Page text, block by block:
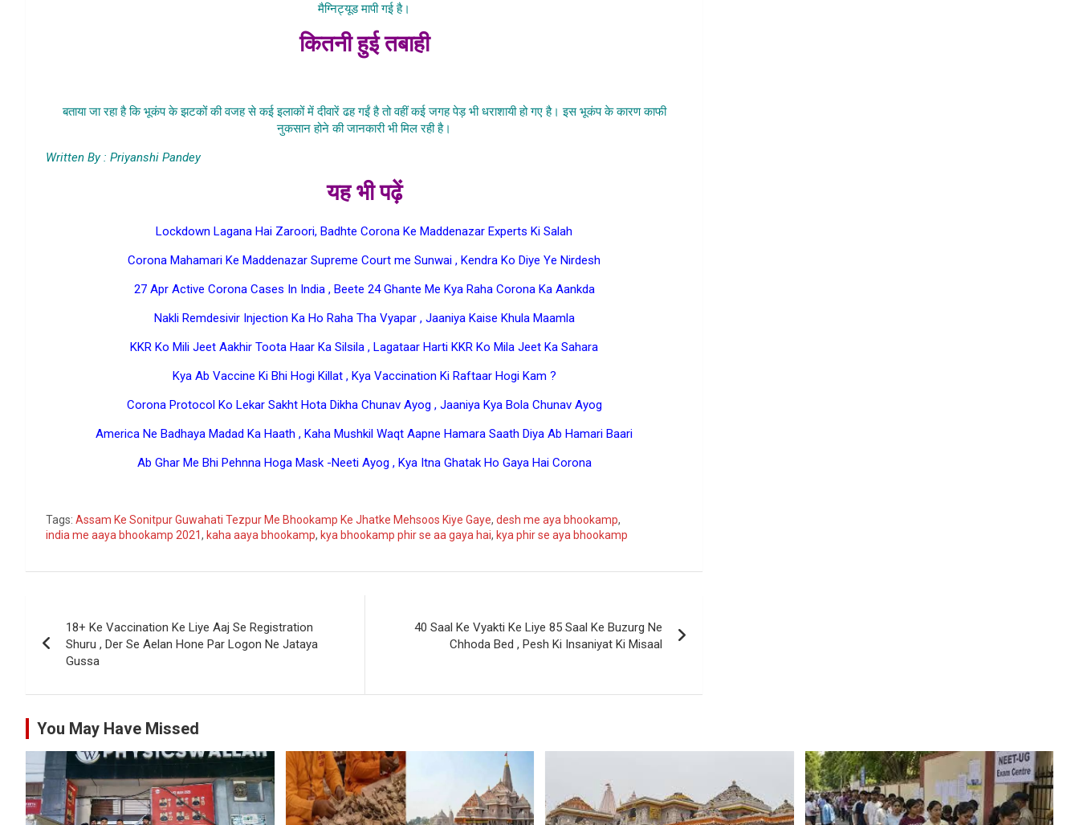
मैग्निट्यूड मापी गई है।
कितनी हुई तबाही
बताया जा रहा है कि भूकंप के झटकों की वजह से कई इलाकों में दीवारें ढह गईं है तो वहीं कई जगह पेड़ भी धराशायी हो गए है। इस भूकंप के कारण काफी
नुकसान होने की जानकारी भी मिल रही है।
Written By : Priyanshi Pandey
यह भी पढ़ें
Lockdown Lagana Hai Zaroori, Badhte Corona Ke Maddenazar Experts Ki Salah
Corona Mahamari Ke Maddenazar Supreme Court me Sunwai , Kendra Ko Diye Ye Nirdesh
27 Apr Active Corona Cases In India , Beete 24 Ghante Me Kya Raha Corona Ka Aankda
Nakli Remdesivir Injection Ka Ho Raha Tha Vyapar , Jaaniya Kaise Khula Maamla
KKR Ko Mili Jeet Aakhir Toota Haar Ka Silsila , Lagataar Harti KKR Ko Mila Jeet Ka Sahara
Kya Ab Vaccine Ki Bhi Hogi Killat , Kya Vaccination Ki Raftaar Hogi Kam ?
Corona Protocol Ko Lekar Sakht Hota Dikha Chunav Ayog , Jaaniya Kya Bola Chunav Ayog
America Ne Badhaya Madad Ka Haath , Kaha Mushkil Waqt Aapne Hamara Saath Diya Ab Hamari Baari
Ab Ghar Me Bhi Pehnna Hoga Mask -Neeti Ayog , Kya Itna Ghatak Ho Gaya Hai Corona
Tags: Assam Ke Sonitpur Guwahati Tezpur Me Bhookamp Ke Jhatke Mehsoos Kiye Gaye, desh me aya bhookamp,
india me aaya bhookamp 2021, kaha aaya bhookamp, kya bhookamp phir se aa gaya hai, kya phir se aya bhookamp
navigation
18+ Ke Vaccination Ke Liye Aaj Se Registration
Shuru , Der Se Aelan Hone Par Logon Ne Jataya
Gussa
40 Saal Ke Vyakti Ke Liye 85 Saal Ke Buzurg Ne
Chhoda Bed , Pesh Ki Insaniyat Ki Misaal
You May Have Missed